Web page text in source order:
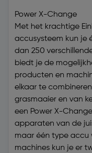
Power X-Change
Met het krachtige
accusysteem kun je
dan 250
biedt je de
producten en
elkaar te
grasmaaier en van
een Power X-
apparaten van de
maar één type accu
machines kun je er